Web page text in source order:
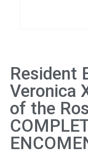
Resident
Veronica
of the